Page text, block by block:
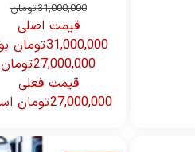
31,000,000تومان
قیمت اصلی
31,000,000 تومان بود.
27,000,000تومان
قیمت فعلی
27,000,000 تومان است.